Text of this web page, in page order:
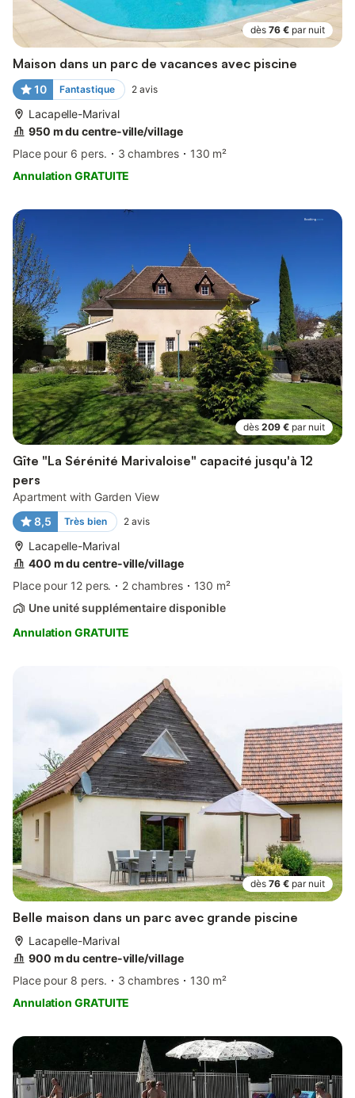
dès 76 € par nuit
Maison dans un parc de vacances avec piscine
10 Fantastique 2 avis
Lacapelle-Marival
950 m du centre-ville/village
Place pour 6 pers.
3 chambres
130 m²
Annulation GRATUITE
dès 209 € par nuit
Gîte "La Sérénité Marivaloise" capacité jusqu'à 12
pers
Apartment with Garden View
8,5
Très bien 2 avis
Lacapelle-Marival
400 m du centre-ville/village
Place pour 12 pers.
2 chambres
130 m²
Une unité supplémentaire disponible
Annulation GRATUITE
dès 76 € par nuit
Belle maison dans un parc avec grande piscine
Lacapelle-Marival
900 m du centre-ville/village
Place pour 8 pers.
3 chambres
130 m²
Annulation GRATUITE